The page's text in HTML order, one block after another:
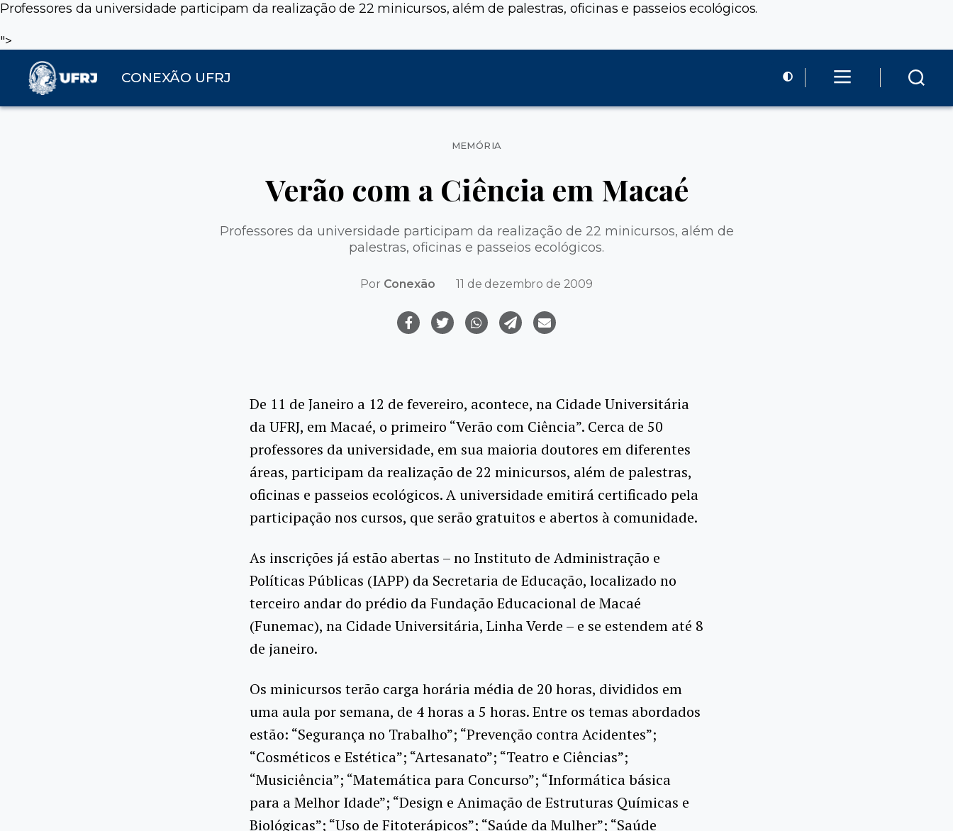
Professores da universidade participam da realização de 22 minicursos, além de palestras, oficinas e passeios ecológicos.
">
CONEXÃO UFRJ
Categorias
MEMÓRIA
Verão com a Ciência em Macaé
Professores da universidade participam da realização de 22 minicursos, além de
palestras, oficinas e passeios ecológicos.
Por Conexão 11 de dezembro de 2009
De 11 de Janeiro a 12 de fevereiro, acontece, na Cidade Universitária
da UFRJ, em Macaé, o primeiro “Verão com Ciência”. Cerca de 50
professores da universidade, em sua maioria doutores em diferentes
áreas, participam da realização de 22 minicursos, além de palestras,
oficinas e passeios ecológicos. A universidade emitirá certificado pela
participação nos cursos, que serão gratuitos e abertos à comunidade.
As inscrições já estão abertas – no Instituto de Administração e
Políticas Públicas (IAPP) da Secretaria de Educação, localizado no
terceiro andar do prédio da Fundação Educacional de Macaé
(Funemac), na Cidade Universitária, Linha Verde – e se estendem até 8
de janeiro.
Os minicursos terão carga horária média de 20 horas, divididos em
uma aula por semana, de 4 horas a 5 horas. Entre os temas abordados
estão: “Segurança no Trabalho”; “Prevenção contra Acidentes”;
“Cosméticos e Estética”; “Artesanato”; “Teatro e Ciências”;
“Musiciência”; “Matemática para Concurso”; “Informática básica
para a Melhor Idade”; “Design e Animação de Estruturas Químicas e
Biológicas”; “Uso de Fitoterápicos”; “Saúde da Mulher”; “Saúde